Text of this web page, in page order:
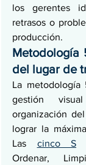
los gerentes
retrasos o
producción.
Metodología
del lugar de
La
gestión
organización
lograr la
Las cinco S
Ordenar,